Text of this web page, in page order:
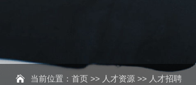
当前位置： 首页>> 人才资源>> 人才招聘